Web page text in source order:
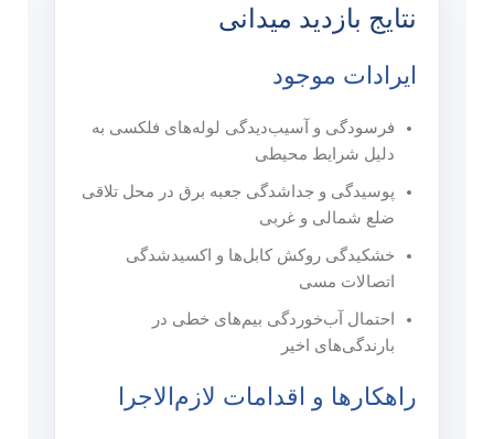
نتایج بازدید میدانی
ایرادات موجود
فرسودگی و آسیب‌دیدگی لوله‌های فلکسی به
دلیل شرایط محیطی
پوسیدگی و جداشدگی جعبه برق در محل تلاقی
ضلع شمالی و غربی
خشکیدگی روکش کابل‌ها و اکسیدشدگی
اتصالات مسی
احتمال آب‌خوردگی بیم‌های خطی در
بارندگی‌های اخیر
راهکارها و اقدامات لازم‌الاجرا